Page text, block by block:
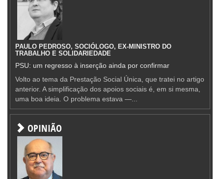
PAULO PEDROSO, SOCIÓLOGO, EX-MINISTRO DO
TRABALHO E SOLIDARIEDADE
PSU: um regresso à inserção ainda por confirmar
Volto ao tema da Prestação Social Única, que tratei no artigo
anterior. A simplificação dos apoios sociais é, em si mesma,
uma boa ideia. O problema estava —...
OPINIÃO